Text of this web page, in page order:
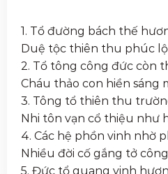
1. Tổ đường bách thế
Duệ tộc thiên thu phúc
2. Tổ tông công đức còn
Cháu thảo con hiền sáng
3. Tông tổ thiên thu
Nhi tôn vạn cổ thiệu như
4. Các hệ phồn vinh nhờ
Nhiều đời cố gắng tở
5. Đức tổ quang vinh